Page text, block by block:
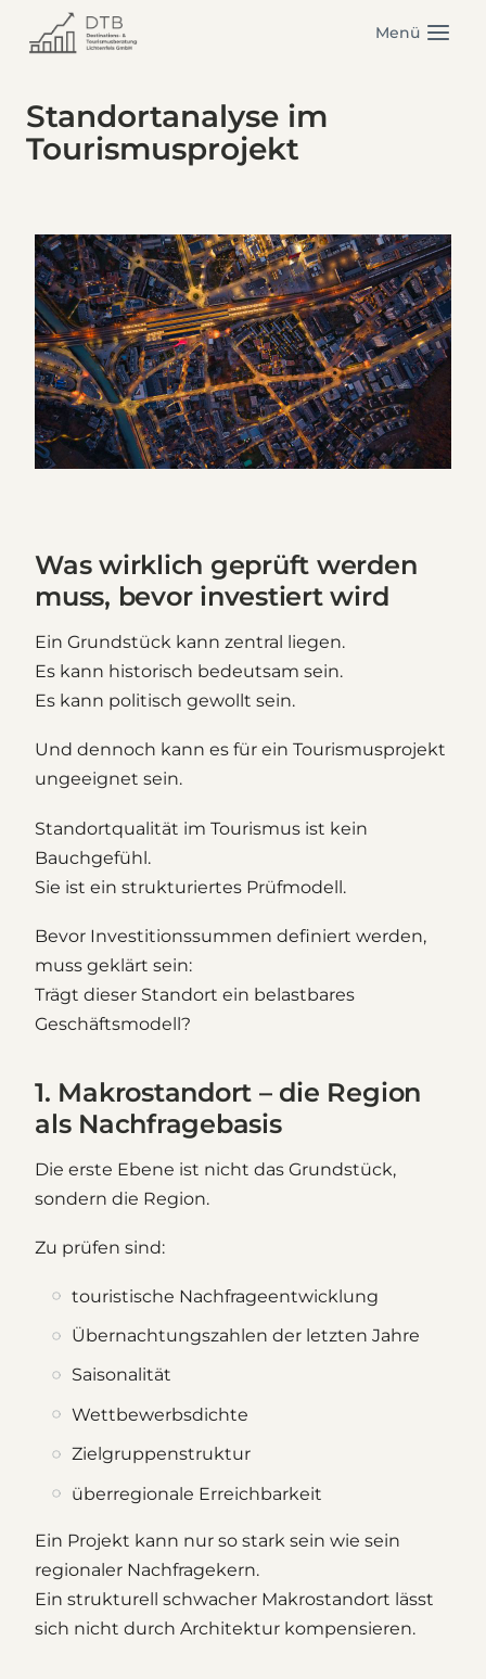
Inhalt
Menü
Standortanalyse im
Tourismusprojekt
Was wirklich geprüft werden
muss, bevor investiert wird
Ein Grundstück kann zentral liegen.
Es kann historisch bedeutsam sein.
Es kann politisch gewollt sein.
Und dennoch kann es für ein Tourismusprojekt
ungeeignet sein.
Standortqualität im Tourismus ist kein
Bauchgefühl.
Sie ist ein strukturiertes Prüfmodell.
Bevor Investitionssummen definiert werden,
muss geklärt sein:
Trägt dieser Standort ein belastbares
Geschäftsmodell?
1. Makrostandort – die Region
als Nachfragebasis
Die erste Ebene ist nicht das Grundstück,
sondern die Region.
Zu prüfen sind:
touristische Nachfrageentwicklung
Übernachtungszahlen der letzten Jahre
Saisonalität
Wettbewerbsdichte
Zielgruppenstruktur
überregionale Erreichbarkeit
Ein Projekt kann nur so stark sein wie sein
regionaler Nachfragekern.
Ein strukturell schwacher Makrostandort lässt
sich nicht durch Architektur kompensieren.